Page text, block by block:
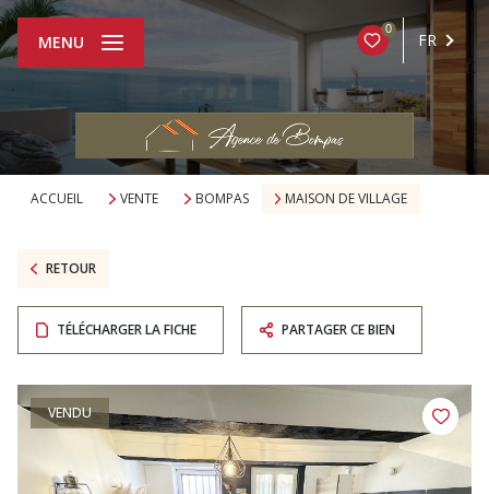
0
FR
MENU
ACCUEIL VENTE BOMPAS MAISON DE VILLAGE
RETOUR
TÉLÉCHARGER LA FICHE PARTAGER CE BIEN
VENDU